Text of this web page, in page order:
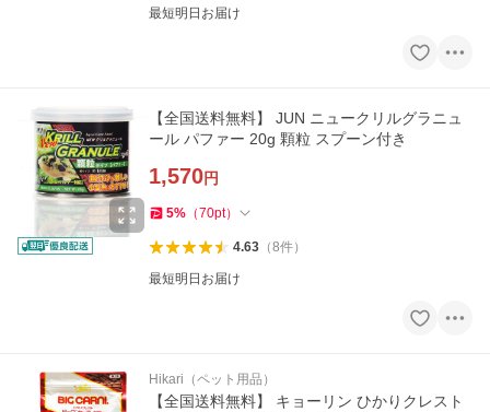
最短明日お届け
【全国送料無料】 JUN ニュークリルグラニュ
ール パファー 20g 顆粒 スプーン付き
1,570円
5% （70pt）
4.63（8件）
最短明日お届け
Hikari（ペット用品）
【全国送料無料】 キョーリン ひかりクレスト